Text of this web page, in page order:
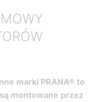
marki PRANA® to
montowane przez